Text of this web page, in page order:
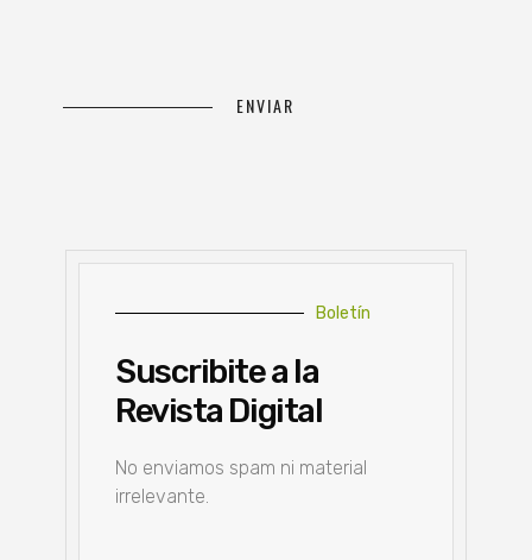
Boletín
Suscribite a la
Revista Digital
No enviamos spam ni material
irrelevante.